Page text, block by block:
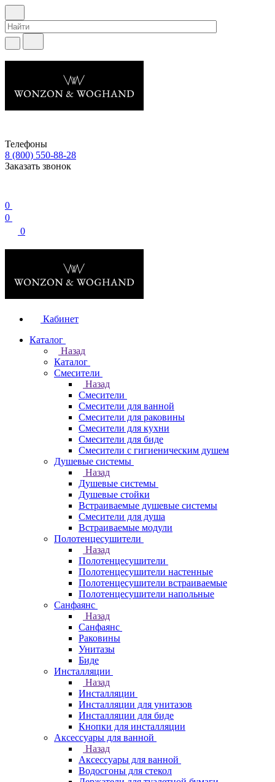
Телефоны
8 (800) 550-88-28
Заказать звонок
0
0
0
Кабинет
Каталог
Назад
Каталог
Смесители
Назад
Смесители
Смесители для ванной
Смесители для раковины
Смесители для кухни
Смесители для биде
Смесители с гигиеническим душем
Душевые системы
Назад
Душевые системы
Душевые стойки
Встраиваемые душевые системы
Смесители для душа
Встраиваемые модули
Полотенцесушители
Назад
Полотенцесушители
Полотенцесушители настенные
Полотенцесушители встраиваемые
Полотенцесушители напольные
Санфаянс
Назад
Санфаянс
Раковины
Унитазы
Биде
Инсталляции
Назад
Инсталляции
Инсталляции для унитазов
Инсталляции для биде
Кнопки для инсталляции
Аксессуары для ванной
Назад
Аксессуары для ванной
Водосгоны для стекол